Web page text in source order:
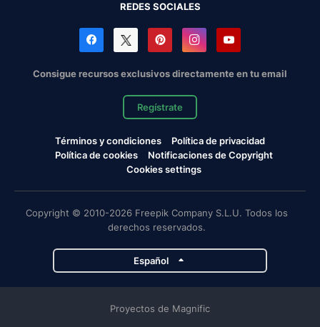
REDES SOCIALES
Consigue recursos exclusivos directamente en tu email
Regístrate
Términos y condiciones
Política de privacidad
Política de cookies
Notificaciones de Copyright
Cookies settings
Copyright © 2010-2026 Freepik Company S.L.U. Todos los
derechos reservados.
Español
Proyectos de Magnific